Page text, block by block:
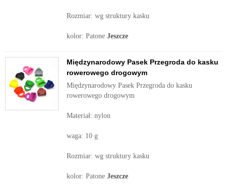
Rozmiar: wg struktury kasku
kolor: Patone Jeszcze
Międzynarodowy Pasek Przegroda do kasku
rowerowego drogowym
Międzynarodowy Pasek Przegroda do kasku
rowerowego drogowym
Materiał: nylon
waga: 10 g
Rozmiar: wg struktury kasku
kolor: Patone Jeszcze